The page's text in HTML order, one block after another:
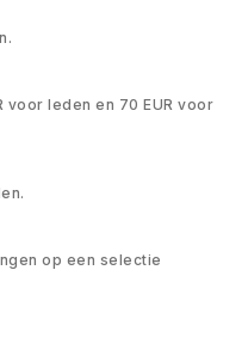
voor leden en 70 EUR voor
op een selectie